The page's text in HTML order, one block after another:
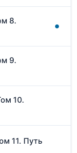
8.
9.
10.
11. Путь